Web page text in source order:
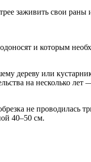
заживить свои раны
и которым
дереву или
на несколько лет
не проводилась
40–50 см.